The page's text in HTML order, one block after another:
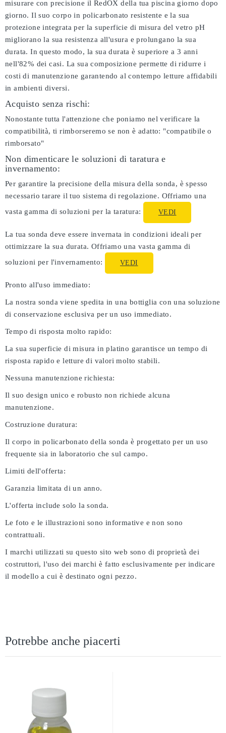
misurare con precisione il RedOX della tua piscina giorno dopo
giorno. Il suo corpo in policarbonato resistente e la sua
protezione integrata per la superficie di misura del vetro pH
migliorano la sua resistenza all'usura e prolungano la sua
durata. In questo modo, la sua durata è superiore a 3 anni
nell'82% dei casi. La sua composizione permette di ridurre i
costi di manutenzione garantendo al contempo letture affidabili
in ambienti diversi.
Acquisto senza rischi:
Nonostante tutta l'attenzione che poniamo nel verificare la
compatibilità, ti rimborseremo se non è adatto: "compatibile o
rimborsato"
Non dimenticare le soluzioni di taratura e
invernamento:
Per garantire la precisione della misura della sonda, è spesso
necessario tarare il tuo sistema di regolazione. Offriamo una
vasta gamma di soluzioni per la taratura:
VEDI
La tua sonda deve essere invernata in condizioni ideali per
ottimizzare la sua durata. Offriamo una vasta gamma di
soluzioni per l'invernamento:
VEDI
Pronto all'uso immediato:
La nostra sonda viene spedita in una bottiglia con una soluzione
di conservazione esclusiva per un uso immediato.
Tempo di risposta molto rapido:
La sua superficie di misura in platino garantisce un tempo di
risposta rapido e letture di valori molto stabili.
Nessuna manutenzione richiesta:
Il suo design unico e robusto non richiede alcuna
manutenzione.
Costruzione duratura:
Il corpo in policarbonato della sonda è progettato per un uso
frequente sia in laboratorio che sul campo.
Limiti dell'offerta:
Garanzia limitata di un anno.
L'offerta include solo la sonda.
Le foto e le illustrazioni sono informative e non sono
contrattuali.
I marchi utilizzati su questo sito web sono di proprietà dei
costruttori, l'uso dei marchi è fatto esclusivamente per indicare
il modello a cui è destinato ogni pezzo.
Potrebbe anche piacerti